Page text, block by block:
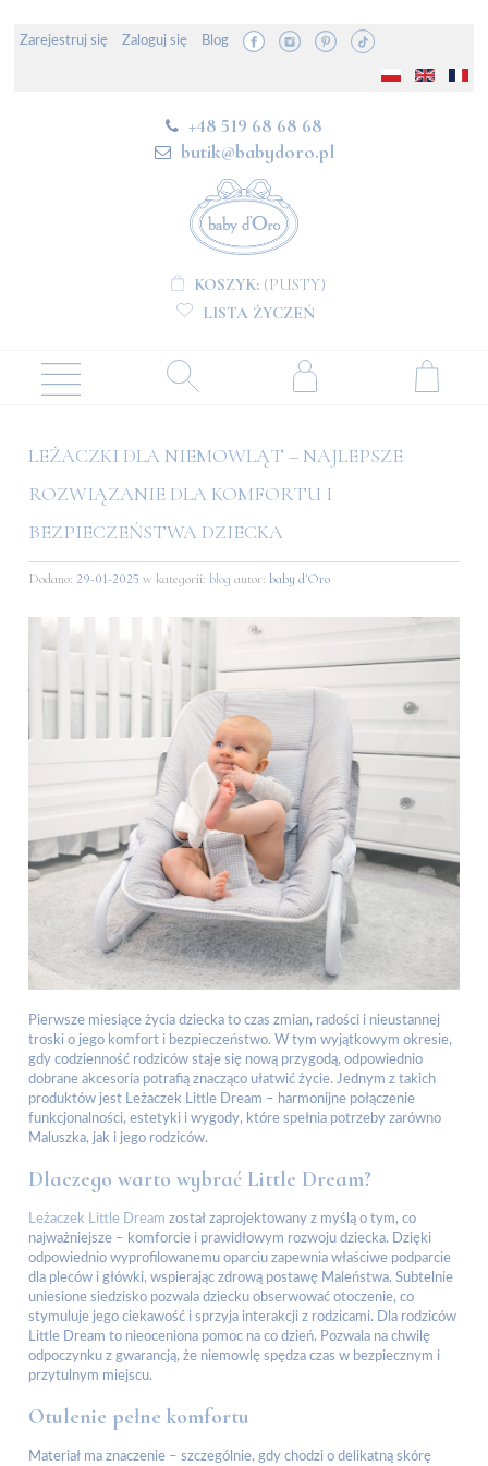
Zarejestruj się Zaloguj się Blog
+48 519 68 68 68
butik@babydoro.pl
KOSZYK: (PUSTY)
LISTA ŻYCZEŃ
LEŻACZKI DLA NIEMOWLĄT – NAJLEPSZE
ROZWIĄZANIE DLA KOMFORTU I
BEZPIECZEŃSTWA DZIECKA
Dodano: 29-01-2025 w kategorii: blog autor: baby d'Oro
Pierwsze miesiące życia dziecka to czas zmian, radości i nieustannej
troski o jego komfort i bezpieczeństwo. W tym wyjątkowym okresie,
gdy codzienność rodziców staje się nową przygodą, odpowiednio
dobrane akcesoria potrafią znacząco ułatwić życie. Jednym z takich
produktów jest Leżaczek Little Dream – harmonijne połączenie
funkcjonalności, estetyki i wygody, które spełnia potrzeby zarówno
Maluszka, jak i jego rodziców.
Dlaczego warto wybrać Little Dream?
Leżaczek Little Dream został zaprojektowany z myślą o tym, co
najważniejsze – komforcie i prawidłowym rozwoju dziecka. Dzięki
odpowiednio wyprofilowanemu oparciu zapewnia właściwe podparcie
dla pleców i główki, wspierając zdrową postawę Maleństwa. Subtelnie
uniesione siedzisko pozwala dziecku obserwować otoczenie, co
stymuluje jego ciekawość i sprzyja interakcji z rodzicami. Dla rodziców
Little Dream to nieoceniona pomoc na co dzień. Pozwala na chwilę
odpoczynku z gwarancją, że niemowlę spędza czas w bezpiecznym i
przytulnym miejscu.
Otulenie pełne komfortu
Materiał ma znaczenie – szczególnie, gdy chodzi o delikatną skórę